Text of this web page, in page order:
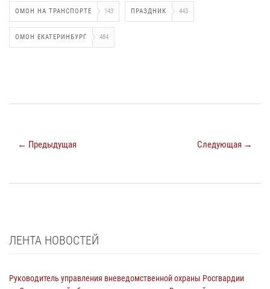
ОМОН НА ТРАНСПОРТЕ 143 ПРАЗДНИК 443
ОМОН ЕКАТЕРИНБУРГ 484
← Предыдущая Следующая →
ЛЕНТА НОВОСТЕЙ
Руководитель управления вневедомственной охраны Росгвардии